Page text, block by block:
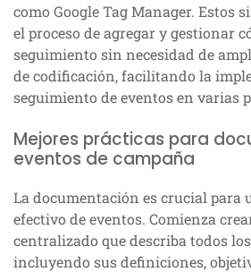
como Google Tag Manager. Estos
el proceso de agregar y gestionar
seguimiento sin necesidad de
de codificación, facilitando la
seguimiento de eventos en varias
Mejores prácticas para
eventos de campaña
La documentación es crucial para
efectivo de eventos. Comienza
centralizado que describa todos
incluyendo sus definiciones,